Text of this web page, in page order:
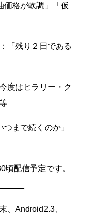
価格が軟調」「仮
「残り２日である
度はヒラリー・ク
まで続くのか」
頃配信予定です。
、Android2.3、